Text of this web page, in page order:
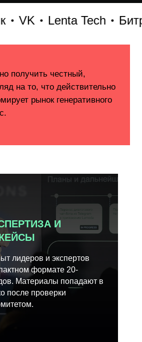
Lenta Tech
И
лидеров и экспертов
формате 20-
Материалы попадают в
после проверки